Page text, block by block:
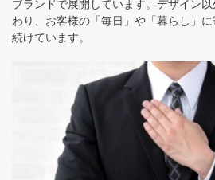
ブランドで展開しています。デザイン
わり、お客様の「毎日」や「暮らし」
続けています。